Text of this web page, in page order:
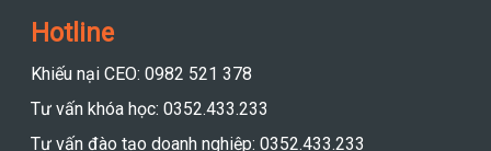
Hotline
Khiếu nại CEO: 0982 521 378
Tư vấn khóa học: 0352.433.233
Tư vấn đào tạo doanh nghiệp: 0352.433.233